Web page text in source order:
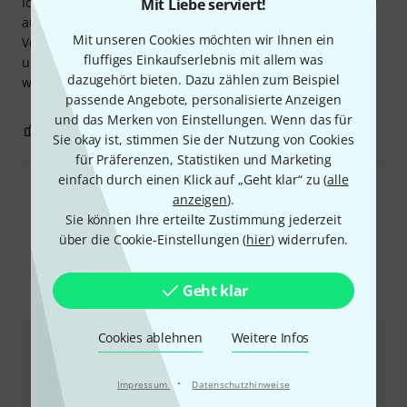
Mit Liebe serviert!
Mit unseren Cookies möchten wir Ihnen ein
fluffiges Einkaufserlebnis mit allem was
dazugehört bieten. Dazu zählen zum Beispiel
passende Angebote, personalisierte Anzeigen
und das Merken von Einstellungen. Wenn das für
Sie okay ist, stimmen Sie der Nutzung von Cookies
für Präferenzen, Statistiken und Marketing
einfach durch einen Klick auf „Geht klar“ zu (alle
anzeigen).
Sie können Ihre erteilte Zustimmung jederzeit
über die Cookie-Einstellungen (hier) widerrufen.
Geht klar
Cookies ablehnen Weitere Infos
Impressum · Datenschutzhinweise
auf einer Viola/Bratsche, der Klang stellt einen wesentliche
Verbesserung dar und der Wechsel der Saiten geht schnell
und problemlos, wenn eine andere Klangfarbe benötigt
wird.
0 BEWERTUNG MELDEN
Alle Bewertungen lesen
Alternativen vergleichen